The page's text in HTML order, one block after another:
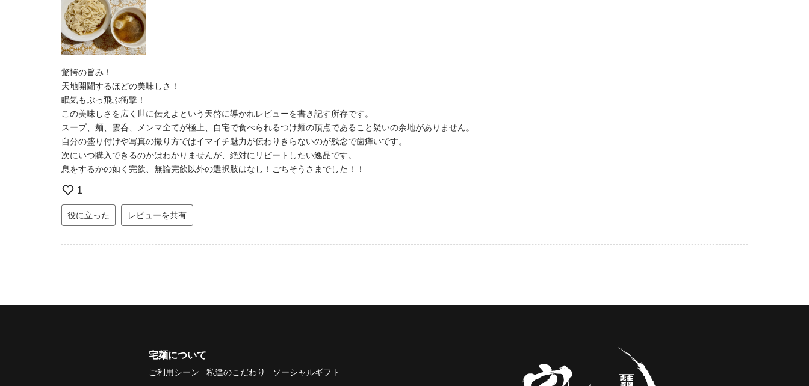
驚愕の旨み！
天地開闢するほどの美味しさ！
眠気もぶっ飛ぶ衝撃！
この美味しさを広く世に伝えよという天啓に導かれレビューを書き記す所存です。
スープ、麺、雲呑、メンマ全てが極上、自宅で食べられるつけ麺の頂点であること疑いの余地がありません。
自分の盛り付けや写真の撮り方ではイマイチ魅力が伝わりきらないのが残念で歯痒いです。
次にいつ購入できるのかはわかりませんが、絶対にリピートしたい逸品です。
息をするかの如く完飲、無論完飲以外の選択肢はなし！ごちそうさまでした！！
1
役に立った レビューを共有
宅麺について
ご利用シーン 私達のこだわり ソーシャルギフト